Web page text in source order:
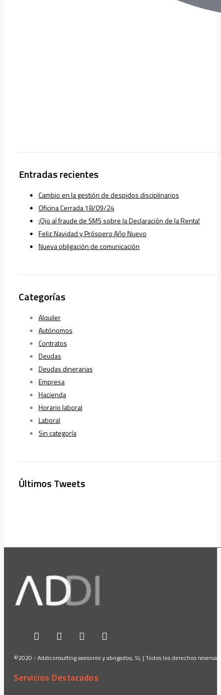
Entradas recientes
Cambio en la gestión de despidos disciplinarios
Oficina Cerrada 18/09/24
¡Ojo al fraude de SMS sobre la Declaración de la Renta!
Feliz Navidad y Próspero Año Nuevo
Nueva obligación de comunicación
Categorías
Alquiler
Autónomos
Contratos
Deudas
Deudas dinerarias
Empresa
Hacienda
Horario laboral
Laboral
Sin categoría
Últimos Tweets
©2020 - Addiconsulting asesores y abogados, SL | Todos los derechos
Servicios Destacados